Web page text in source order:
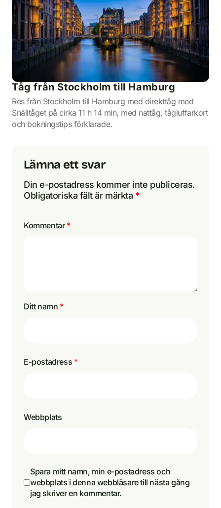
Tåg från Stockholm till Hamburg
Res från Stockholm till Hamburg med direkttåg med
Snälltåget på cirka 11 h 14 min, med nattåg, tågluffarkort
och bokningstips förklarade.
Lämna ett svar
Din e-postadress kommer inte publiceras.
Obligatoriska fält är märkta *
Kommentar *
Ditt namn *
E-postadress *
Webbplats
Spara mitt namn, min e-postadress och
webbplats i denna webbläsare till nästa gång
jag skriver en kommentar.